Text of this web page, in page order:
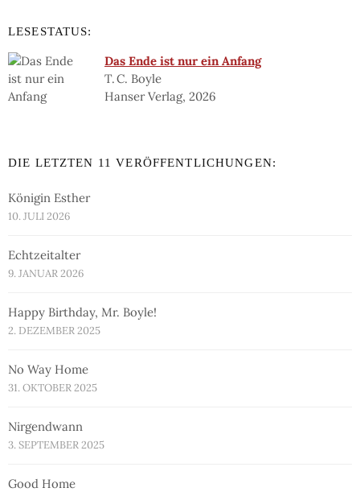
LESESTATUS:
Das Ende ist nur ein Anfang
T. C. Boyle
Hanser Verlag, 2026
DIE LETZTEN 11 VERÖFFENTLICHUNGEN:
Königin Esther
10. JULI 2026
Echtzeitalter
9. JANUAR 2026
Happy Birthday, Mr. Boyle!
2. DEZEMBER 2025
No Way Home
31. OKTOBER 2025
Nirgendwann
3. SEPTEMBER 2025
Good Home